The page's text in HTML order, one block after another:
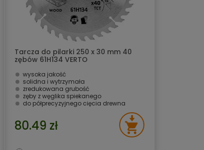
Tarcza do pilarki 250 x 30 mm 40
zębów 61H134 VERTO
wysoka jakość
solidna i wytrzymała
zredukowana grubość
zęby z węglika spiekanego
do półprecyzyjnego cięcia drewna
80.49 zł